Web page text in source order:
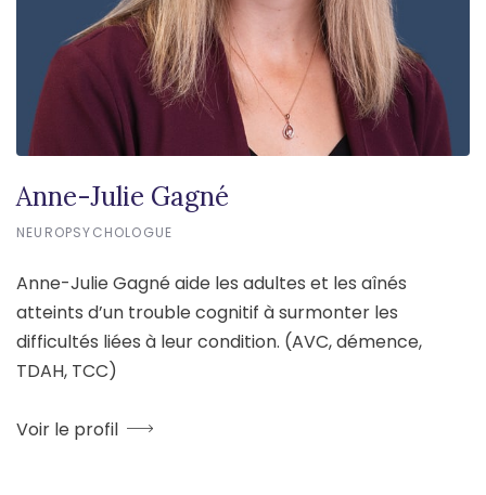
Anne-Julie Gagné
NEUROPSYCHOLOGUE
Anne-Julie Gagné aide les adultes et les aînés
atteints d’un trouble cognitif à surmonter les
difficultés liées à leur condition. (AVC, démence,
TDAH, TCC)
Voir le profil